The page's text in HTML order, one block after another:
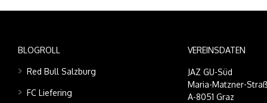
BLOGROLL
Red Bull Salzburg
FC Liefering
VEREINSDATEN
JAZ GU-Süd
Maria-Matzner-
A-8051 Graz